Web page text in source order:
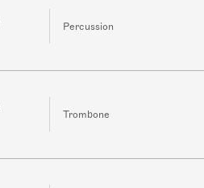
Percussion
Trombone